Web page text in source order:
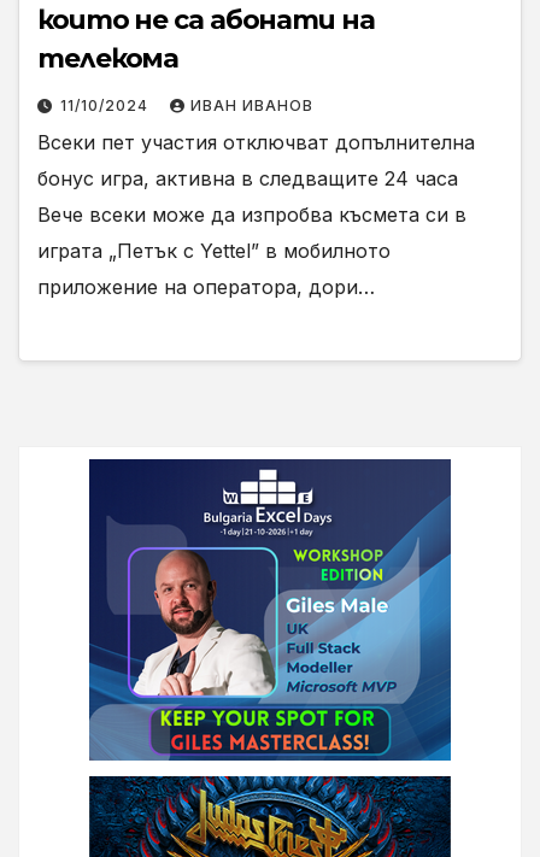
които не са абонати на
телекома
11/10/2024 ИВАН ИВАНОВ
Всеки пет участия отключват допълнителна
бонус игра, активна в следващите 24 часа
Вече всеки може да изпробва късмета си в
играта „Петък с Yettel” в мобилното
приложение на оператора, дори…